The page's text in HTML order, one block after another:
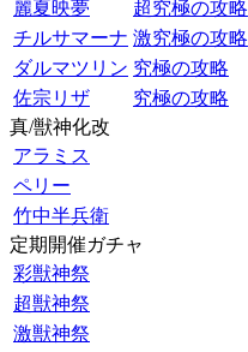
麗夏映夢
超究極の攻略
チルサマーナ 激究極の攻略
ダルマツリン 究極の攻略
佐宗リザ
究極の攻略
真/獣神化改
アラミス
ペリー
竹中半兵衛
定期開催ガチャ
彩獣神祭
超獣神祭
激獣神祭